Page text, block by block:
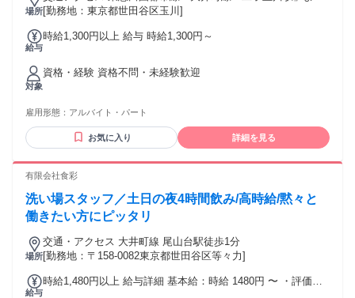
場所徒歩2分
[勤務地：東京都世田谷区玉川]
給与
時給1,300円以上 給与 時給1,300円～
対象
資格・経験 資格不問・未経験歓迎
雇用形態： アルバイト・パート
お気に入り 詳細を見る
有限会社食彩
洗い場スタッフ／土日の夜4時間飲み/高時給/黙々と
働きたい方にピッタリ
場所
交通・アクセス 大井町線 尾山台駅徒歩1分
[勤務地：〒158-0082東京都世田谷区等々力]
給与
時給1,480円以上 給与詳細 基本給：時給 1480円 〜 ・評価制